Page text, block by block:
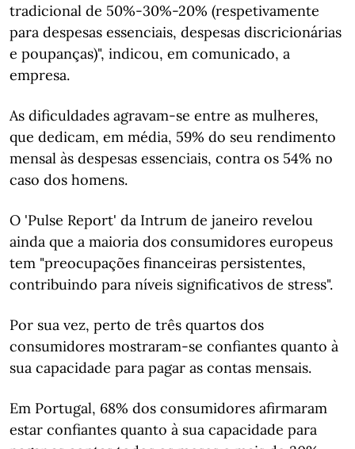
tradicional de 50%-30%-20% (respetivamente
para despesas essenciais, despesas discricionárias
e poupanças)", indicou, em comunicado, a
empresa.
As dificuldades agravam-se entre as mulheres,
que dedicam, em média, 59% do seu rendimento
mensal às despesas essenciais, contra os 54% no
caso dos homens.
O 'Pulse Report' da Intrum de janeiro revelou
ainda que a maioria dos consumidores europeus
tem "preocupações financeiras persistentes,
contribuindo para níveis significativos de stress".
Por sua vez, perto de três quartos dos
consumidores mostraram-se confiantes quanto à
sua capacidade para pagar as contas mensais.
Em Portugal, 68% dos consumidores afirmaram
estar confiantes quanto à sua capacidade para